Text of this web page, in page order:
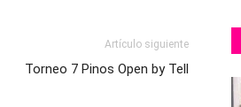
Artículo siguiente
Torneo 7 Pinos Open by Tell